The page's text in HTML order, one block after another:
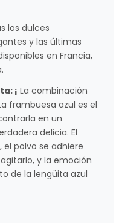
los dulces
y las últimas
en Francia,
¡ La combinación
frambuesa azul es el
en un
delicia. El
polvo se adhiere
y la emoción
de la lengüita azul